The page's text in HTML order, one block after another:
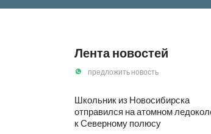
Лента новостей
предложить новость
Школьник из Новосибирска
отправился на атомном
к Северному полюсу